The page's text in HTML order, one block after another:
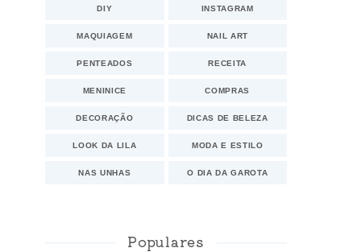
DIY INSTAGRAM
MAQUIAGEM NAIL ART
PENTEADOS RECEITA
MENINICE COMPRAS
DECORAÇÃO DICAS DE BELEZA
LOOK DA LILA MODA E ESTILO
NAS UNHAS O DIA DA GAROTA
Populares